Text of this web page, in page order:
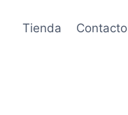
Tienda Contacto